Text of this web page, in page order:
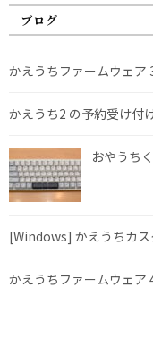
ブログ
かえうちファームウェア
かえうち2 の予約受け付
おやうち
[Windows] かえうちカス
かえうちファームウェア